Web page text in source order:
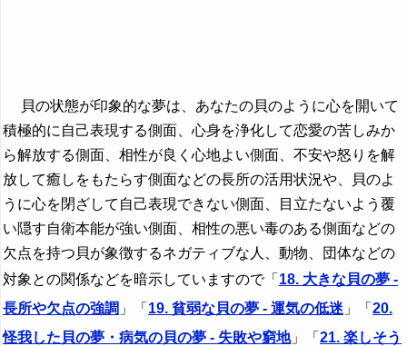
貝の状態が印象的な夢は、あなたの貝のように心を開いて
積極的に自己表現する側面、心身を浄化して恋愛の苦しみか
ら解放する側面、相性が良く心地よい側面、不安や怒りを解
放して癒しをもたらす側面などの長所の活用状況や、貝のよ
うに心を閉ざして自己表現できない側面、目立たないよう覆
い隠す自衛本能が強い側面、相性の悪い毒のある側面などの
欠点を持つ貝が象徴するネガティブな人、動物、団体などの
対象との関係などを暗示していますので「 18. 大きな貝の夢 -
長所や欠点の強調 」「 19. 貧弱な貝の夢 - 運気の低迷 」「 20.
怪我した貝の夢・病気の貝の夢 - 失敗や窮地」「 21. 楽しそう